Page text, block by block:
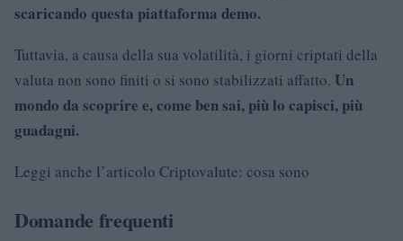
scaricando questa piattaforma demo.
Tuttavia, a causa della sua volatilità, i giorni criptati della
valuta non sono finiti o si sono stabilizzati affatto. Un
mondo da scoprire e, come ben sai, più lo capisci, più
guadagni.
Leggi anche l’articolo Criptovalute: cosa sono
Domande frequenti